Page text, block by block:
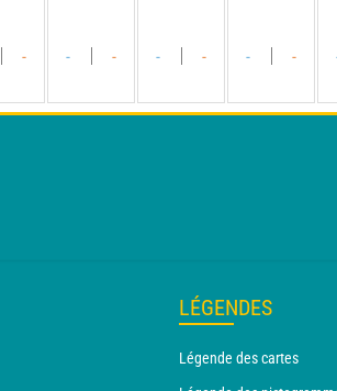
- - - - - - -
LÉGENDES
Légende des cartes